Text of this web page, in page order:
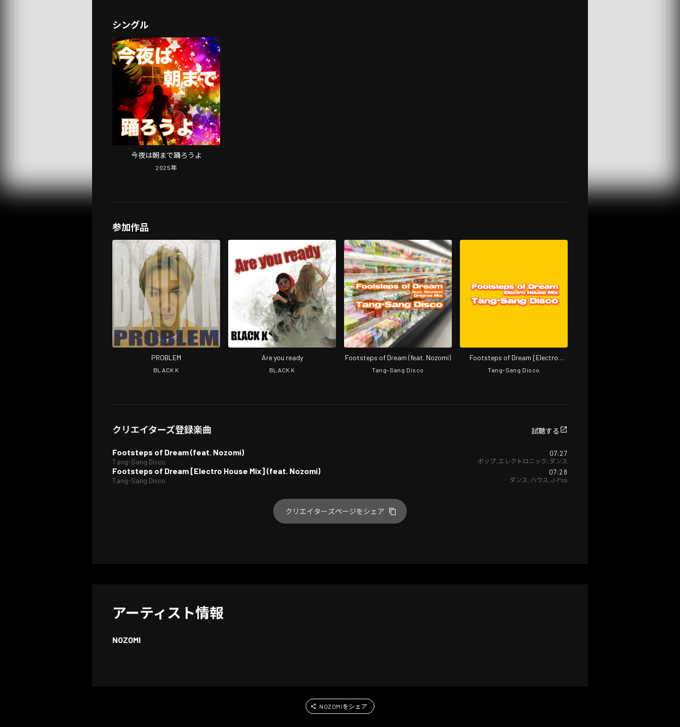
シングル
今夜は朝まで踊ろうよ
2025年
参加作品
PROBLEM
BLACK K
Are you ready
BLACK K
Footsteps of Dream (feat. Nozomi)
Tang-Sang Disco
Footsteps of Dream [Electro
House Mix] (feat. Nozomi)
Tang-Sang Disco
クリエイターズ登録楽曲 試聴する
Footsteps of Dream (feat. Nozomi)
Tang-Sang Disco
07:27
ポップ エレクトロニック ダンス
Footsteps of Dream [Electro House Mix] (feat. Nozomi)
Tang-Sang Disco
07:28
ダンス ハウス J-Pop
クリエイターズページをシェア
アーティスト情報
NOZOMI
NOZOMIをシェア